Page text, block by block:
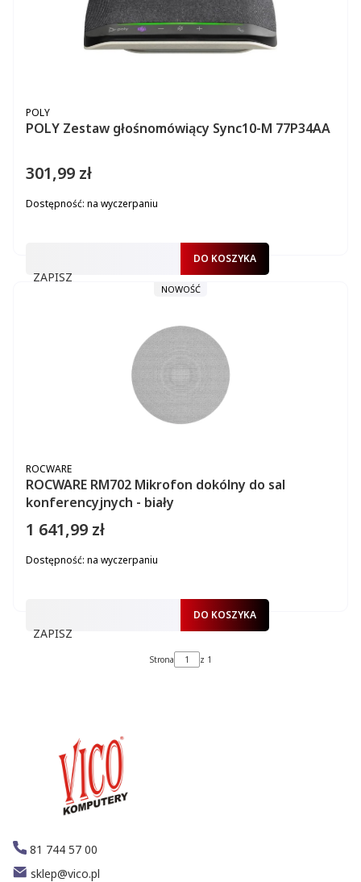
POLY Zestaw głośnomówiący Sync10-M 77P34AA
PRODUCENT
POLY
Cena
301,99 zł
Dostępność: na wyczerpaniu
ZAPISZ
DO KOSZYKA
NOWOŚĆ
ROCWARE RM702 Mikrofon dokólny do sal
konferencyjnych - biały
PRODUCENT
ROCWARE
Cena
1 641,99 zł
Dostępność: na wyczerpaniu
ZAPISZ
DO KOSZYKA
Strona z 1
81 744 57 00
sklep@vico.pl